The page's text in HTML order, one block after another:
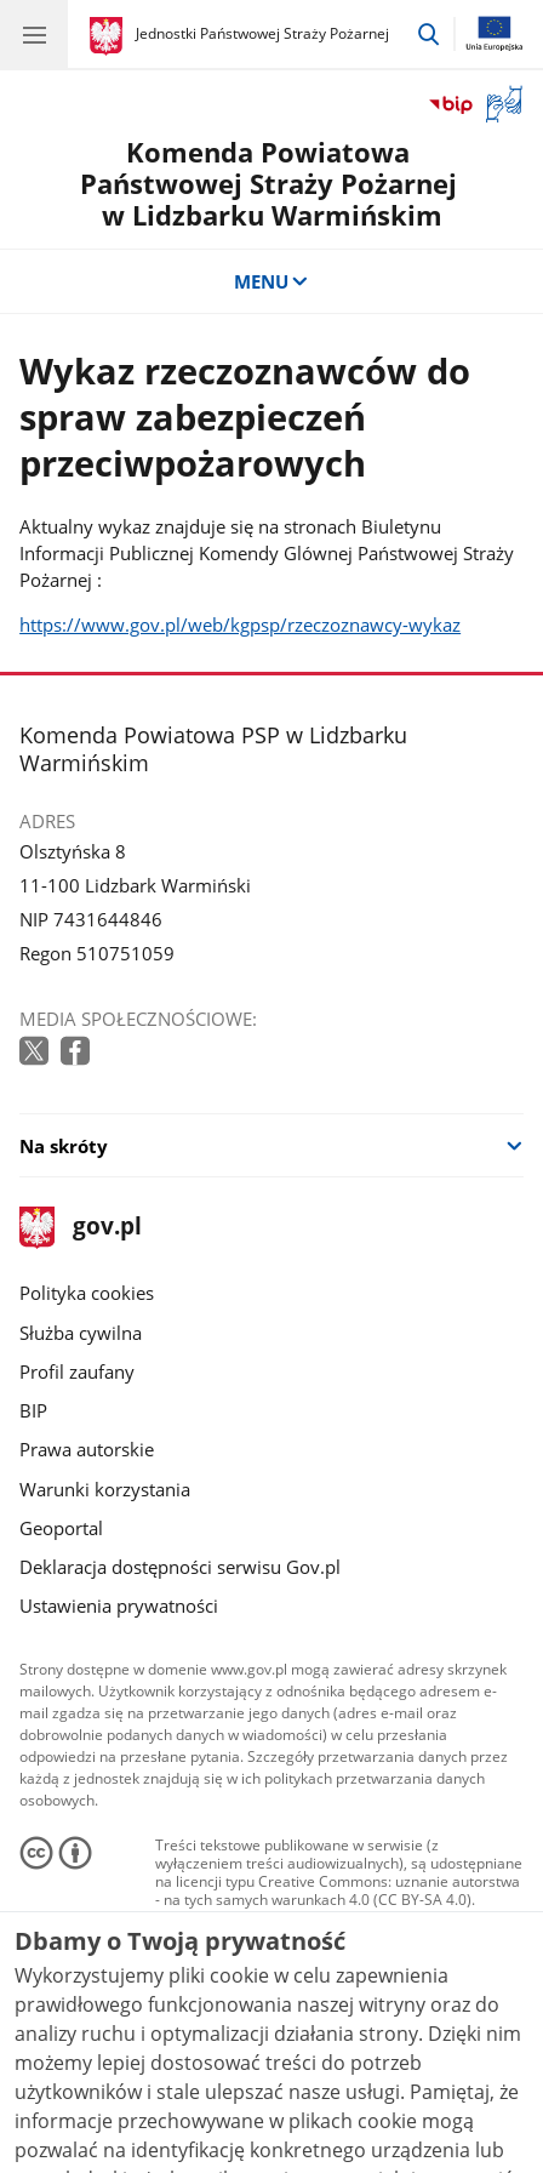
gov.pl
Jednostki Państwowej Straży Pożarnej
gov.pl
Jednostki
przejdź
okno
Komenda Powiatowa
Państwowej Straży Pożarnej
w Lidzbarku Warmińskim
MENU
Wykaz rzeczoznawców do
spraw zabezpieczeń
przeciwpożarowych
Aktualny wykaz znajduje się na stronach Biuletynu
Informacji Publicznej Komendy Glównej Państwowej Straży
Pożarnej :
https://www.gov.pl/web/kgpsp/rzeczoznawcy-wykaz
stopka
Komenda Powiatowa PSP w Lidzbarku
Warmińskim
ADRES
Olsztyńska 8
11-100 Lidzbark Warmiński
NIP 7431644846
Regon 510751059
MEDIA SPOŁECZNOŚCIOWE:
Na skróty
stopka
gov.pl
Strona
gov.pl
gov.pl
Polityka cookies
Służba cywilna
Profil zaufany
BIP
Prawa autorskie
Warunki korzystania
Geoportal
Deklaracja dostępności serwisu Gov.pl
Ustawienia prywatności
Strony dostępne w domenie www.gov.pl mogą zawierać adresy skrzynek
mailowych. Użytkownik korzystający z odnośnika będącego adresem e-
mail zgadza się na przetwarzanie jego danych (adres e-mail oraz
dobrowolnie podanych danych w wiadomości) w celu przesłania
odpowiedzi na przesłane pytania. Szczegóły przetwarzania danych przez
każdą z jednostek znajdują się w ich politykach przetwarzania danych
osobowych.
Treści tekstowe publikowane w serwisie (z
wyłączeniem treści audiowizualnych), są udostępniane
na licencji typu Creative Commons: uznanie autorstwa
- na tych samych warunkach 4.0 (CC BY-SA 4.0).
Materiały audiowizualne, w tym zdjęcia, materiały
audio i wideo, są udostępniane na licencji typu
Creative Commons: uznanie autorstwa użycie
niekomercyjne - bez utworów zależnych 4.0 (CC BY-
NC-ND 4.0), o ile nie jest to stwierdzone inaczej.
Dbamy o Twoją prywatność
Wykorzystujemy pliki cookie w celu zapewnienia
prawidłowego funkcjonowania naszej witryny oraz do
analizy ruchu i optymalizacji działania strony. Dzięki nim
możemy lepiej dostosować treści do potrzeb
użytkowników i stale ulepszać nasze usługi. Pamiętaj, że
informacje przechowywane w plikach cookie mogą
pozwalać na identyfikację konkretnego urządzenia lub